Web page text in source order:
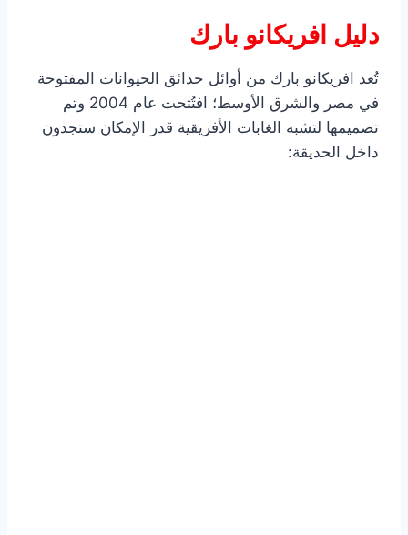
دليل افريكانو بارك
تُعد افريكانو بارك من أوائل حدائق الحيوانات المفتوحة
في مصر والشرق الأوسط؛ افتُتحت عام 2004 وتم
تصميمها لتشبه الغابات الأفريقية قدر الإمكان ستجدون
داخل الحديقة: